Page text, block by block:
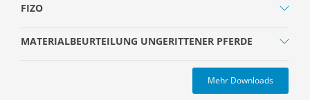
FIZO
MATERIALBEURTEILUNG UNGERITTENER PFERDE
Mehr Downloads